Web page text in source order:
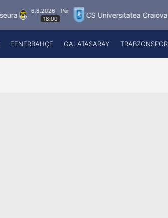
6.8.2026 - Per
18:00
CS Universitatea Craiova 1948
FENERBAHÇE GALATASARAY TRABZONSPOR